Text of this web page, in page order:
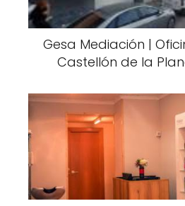
Gesa Mediación |
Castellón de la